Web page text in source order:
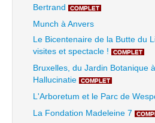
Bertrand
COMPLET
Munch à Anvers
Le Bicentenaire de la Butte du
visites et spectacle !
COMPLET
Bruxelles, du Jardin Botanique
Hallucinatie
COMPLET
L'Arboretum et le Parc de
La Fondation Madeleine 7